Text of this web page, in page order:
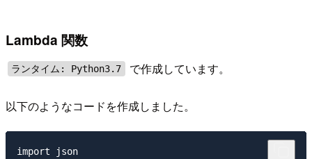
Lambda 関数
ランタイム: Python3.7 で作成しています。
以下のようなコードを作成しました。
import json